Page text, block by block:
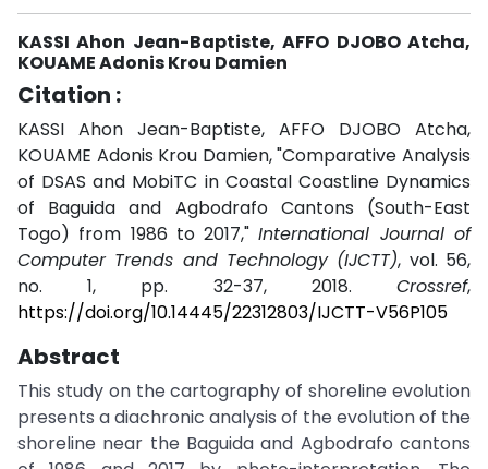
KASSI Ahon Jean-Baptiste, AFFO DJOBO Atcha,
KOUAME Adonis Krou Damien
Citation :
KASSI Ahon Jean-Baptiste, AFFO DJOBO Atcha,
KOUAME Adonis Krou Damien, "Comparative Analysis
of DSAS and MobiTC in Coastal Coastline Dynamics
of Baguida and Agbodrafo Cantons (South-East
Togo) from 1986 to 2017,"International Journal of
Computer Trends and Technology (IJCTT), vol. 56,
no. 1, pp. 32-37, 2018. Crossref,
https://doi.org/10.14445/22312803/IJCTT-V56P105
Abstract
This study on the cartography of shoreline evolution
presents a diachronic analysis of the evolution of the
shoreline near the Baguida and Agbodrafo cantons